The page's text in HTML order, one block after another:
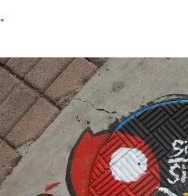
。